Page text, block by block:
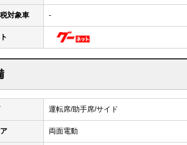
対象車 -
運転席/助手席/サイド
両面電動